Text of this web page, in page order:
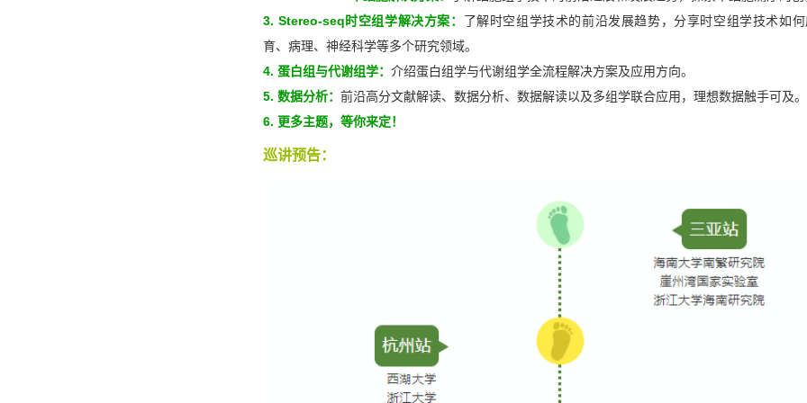
3. Stereo-seq时空组学解决方案： 了解时空组学技术的前沿发展趋势，分享时空组学技术如
育、病理、神经科学等多个研究领域。
4. 蛋白组与代谢组学： 介绍蛋白组学与代谢组学全流程解决方案及应用方向。
5. 数据分析： 前沿高分文献解读、数据分析、数据解读以及多组学联合应用，理想数据触手可及。
6. 更多主题，等你来定！
巡讲预告：